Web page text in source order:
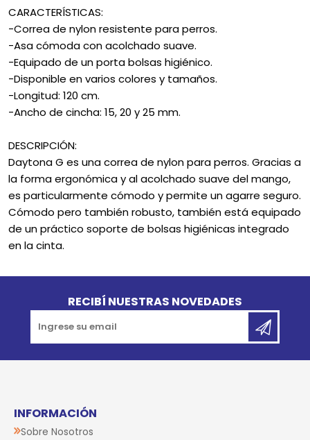
CARACTERÍSTICAS:
-Correa de nylon resistente para perros.
-Asa cómoda con acolchado suave.
-Equipado de un porta bolsas higiénico.
-Disponible en varios colores y tamaños.
-Longitud: 120 cm.
-Ancho de cincha: 15, 20 y 25 mm.
DESCRIPCIÓN:
Daytona G es una correa de nylon para perros. Gracias a
la forma ergonómica y al acolchado suave del mango,
es particularmente cómodo y permite un agarre seguro.
Cómodo pero también robusto, también está equipado
de un práctico soporte de bolsas higiénicas integrado
en la cinta.
RECIBÍ NUESTRAS NOVEDADES
INFORMACIÓN
Sobre Nosotros